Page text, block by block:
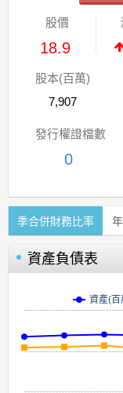
股價
18.9
股本(百萬)
7,907
發行權證檔數
0
季合併財務比率
資產負債表
資產(百